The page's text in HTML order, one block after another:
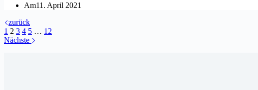
Am11. April 2021
zurück
1 2 3 4 5 … 12
Nächste